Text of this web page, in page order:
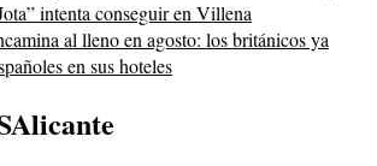
intenta conseguir en Villena
al lleno en agosto: los británicos ya
en sus hoteles